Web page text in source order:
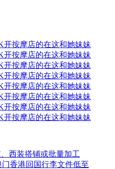
按摩店的在这和她妹妹
按摩店的在这和她妹妹
按摩店的在这和她妹妹
按摩店的在这和她妹妹
按摩店的在这和她妹妹
按摩店的在这和她妹妹
按摩店的在这和她妹妹
按摩店的在这和她妹妹
西装搭铺或批量加工
香港回国行李文件低至